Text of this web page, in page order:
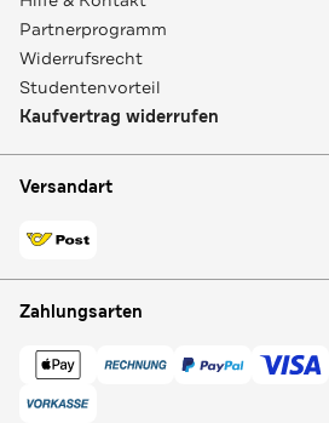
Partnerprogramm
Widerrufsrecht
Studentenvorteil
Kaufvertrag widerrufen
Versandart
Zahlungsarten